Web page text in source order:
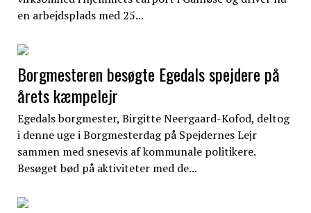
en arbejdsplads med 25...
Borgmesteren besøgte Egedals spejdere på
årets kæmpelejr
Egedals borgmester, Birgitte Neergaard-Kofod, deltog
i denne uge i Borgmesterdag på Spejdernes Lejr
sammen med snesevis af kommunale politikere.
Besøget bød på aktiviteter med de...